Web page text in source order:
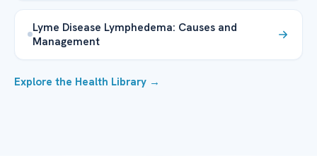
Lyme Disease Lymphedema: Causes and
Management
Explore the Health Library →